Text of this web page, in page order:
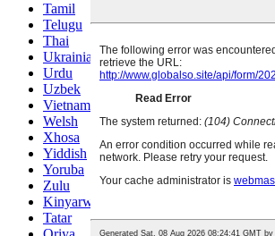
Tamil
Telugu
Thai
Ukrainian
Urdu
Uzbek
Vietnamese
Welsh
Xhosa
Yiddish
Yoruba
Zulu
Kinyarwanda
Tatar